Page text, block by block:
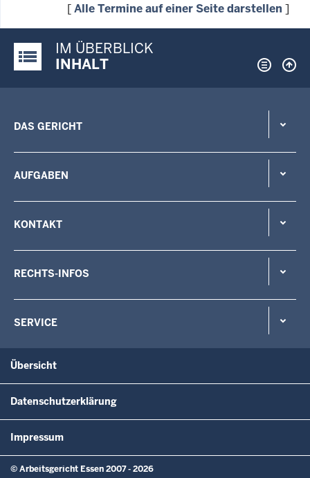
[Alle Termine auf einer Seite darstellen ]
Justiz-Portal im Überblick:
IM ÜBERBLICK
INHALT
DAS GERICHT
AUFGABEN
KONTAKT
RECHTS-INFOS
SERVICE
Übersicht
Datenschutzerklärung
Impressum
© Arbeitsgericht Essen 2007 - 2026